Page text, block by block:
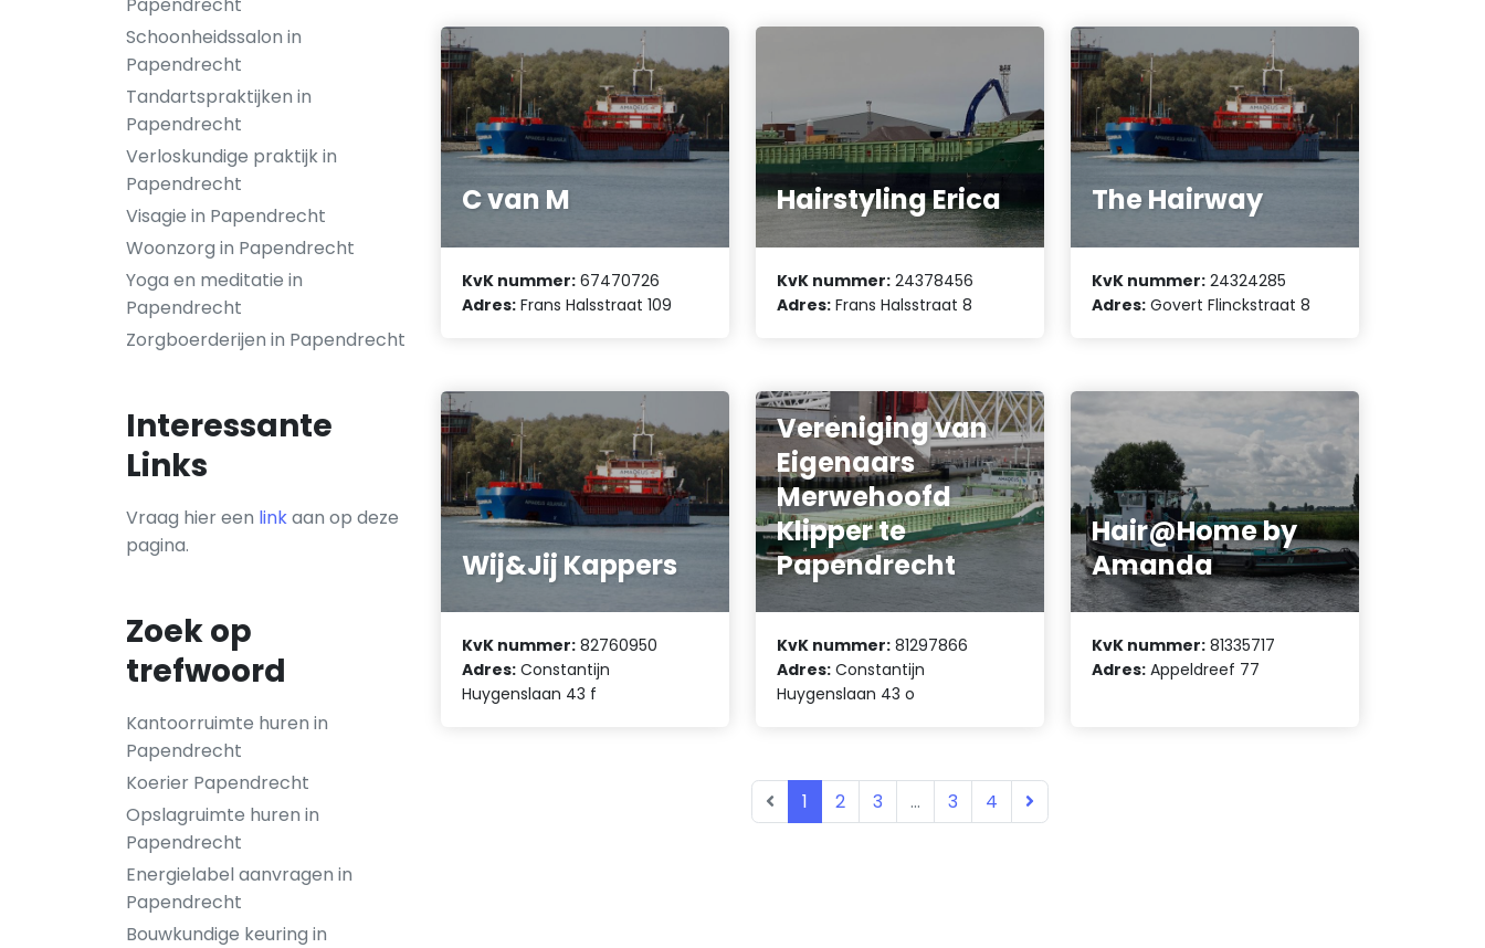
Schoonheidssalon in
Papendrecht
Tandartspraktijken in
Papendrecht
Verloskundige praktijk in
Papendrecht
Visagie in Papendrecht
Woonzorg in Papendrecht
Yoga en meditatie in
Papendrecht
Zorgboerderijen in Papendrecht
Interessante
Links
Vraag hier een linkaan op deze
pagina.
Zoek op
trefwoord
Kantoorruimte huren in
Papendrecht
Koerier Papendrecht
Opslagruimte huren in
Papendrecht
Energielabel aanvragen in
Papendrecht
Bouwkundige keuring in
C van M
KvK nummer: 67470726
Adres: Frans Halsstraat 109
Hairstyling Erica
KvK nummer: 24378456
Adres: Frans Halsstraat 8
The Hairway
KvK nummer: 24324285
Adres: Govert Flinckstraat 8
Wij&Jij Kappers
KvK nummer: 82760950
Adres: Constantijn
Huygenslaan 43 f
Vereniging van
Eigenaars
Merwehoofd
Klipper te
Papendrecht
KvK nummer: 81297866
Adres: Constantijn
Huygenslaan 43 o
Hair@Home by
Amanda
KvK nummer: 81335717
Adres: Appeldreef 77
1 2 3 ... 3 4